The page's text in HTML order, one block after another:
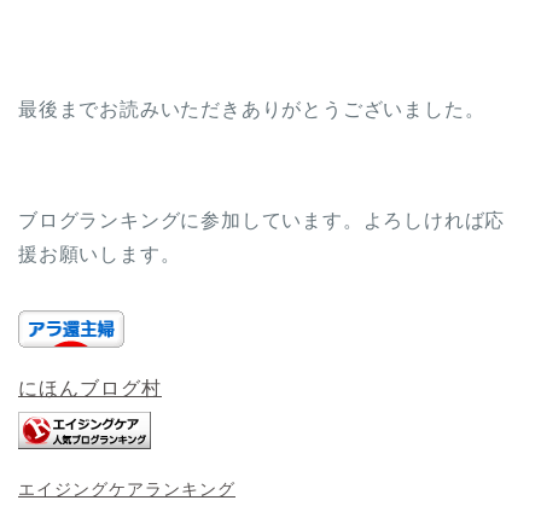
最後までお読みいただきありがとうございました。
ブログランキングに参加しています。よろしければ応
援お願いします。
にほんブログ村
エイジングケアランキング